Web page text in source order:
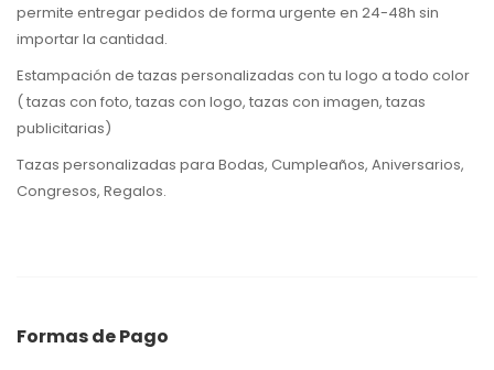
permite entregar pedidos de forma urgente en 24-48h sin
importar la cantidad.
Estampación de tazas personalizadas con tu logo a todo color
( tazas con foto, tazas con logo, tazas con imagen, tazas
publicitarias)
Tazas personalizadas para Bodas, Cumpleaños, Aniversarios,
Congresos, Regalos.
Formas de Pago